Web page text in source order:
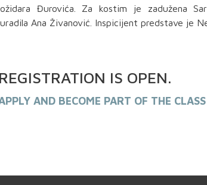
Đurovića. Za kostim je zadužena
Ana Živanović. Inspicijent predstave je
REGISTRATION IS OPEN.
AND BECOME PART OF THE